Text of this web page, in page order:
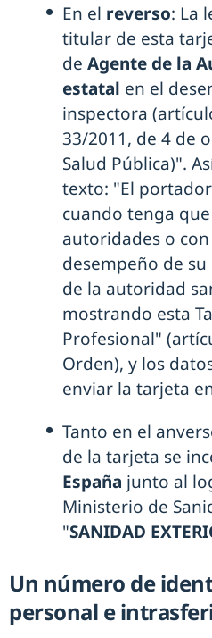
En el reverso: La
titular de esta
de Agente de la
estatal en el
inspectora
33/2011, de 4 de
Salud Pública)".
texto: "El
cuando tenga
autoridades o
desempeño de
de la autoridad
mostrando esta
Profesional"
Orden), y los
enviar la tarjeta
Tanto en el
de la tarjeta se
España junto al
Ministerio de
"SANIDAD
Un número de
personal e